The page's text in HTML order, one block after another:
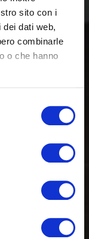
sito con i
dati web,
combinarle
o che hanno